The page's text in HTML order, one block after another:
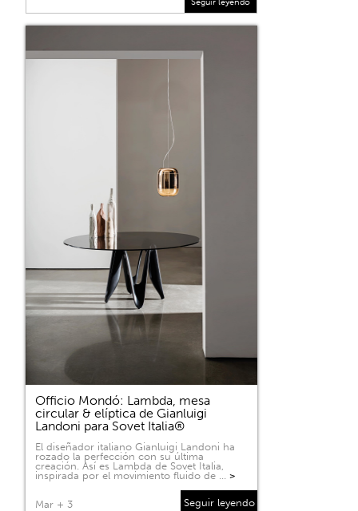
Officio Mondó: Lambda, mesa
circular & elíptica de Gianluigi
Landoni para Sovet Italia®
El diseñador italiano Gianluigi Landoni ha
rozado la perfección con su última
creación. Así es Lambda de Sovet Italia,
inspirada por el movimiento fluido de … >
Mar + 3 Seguir leyendo